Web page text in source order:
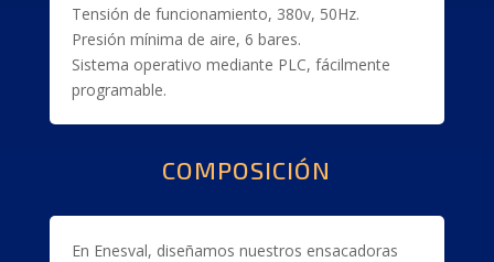
Tensión de funcionamiento, 380v, 50Hz.
Presión mínima de aire, 6 bares.
Sistema operativo mediante PLC, fácilmente
programable.
COMPOSICIÓN
En Enesval, diseñamos nuestros ensacadoras